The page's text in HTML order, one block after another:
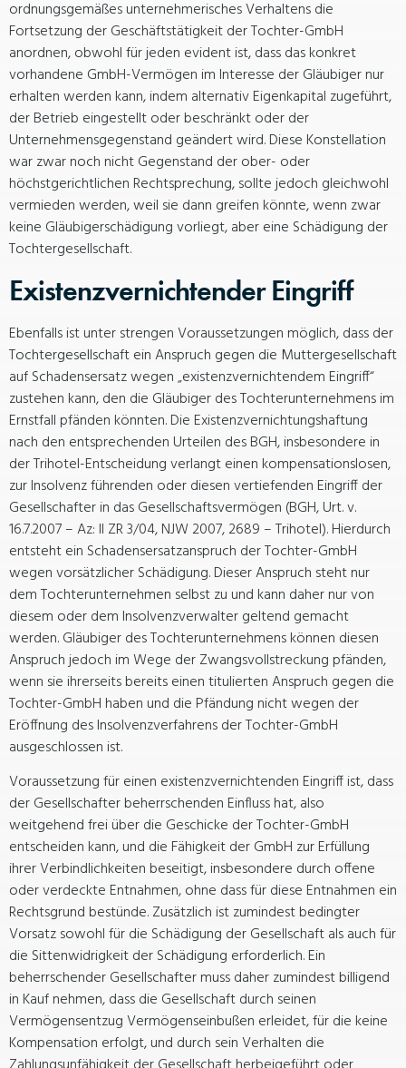
ordnungsgemäßes unternehmerisches Verhaltens die
Fortsetzung der Geschäftstätigkeit der Tochter-GmbH
anordnen, obwohl für jeden evident ist, dass das konkret
vorhandene GmbH-Vermögen im Interesse der Gläubiger nur
erhalten werden kann, indem alternativ Eigenkapital zugeführt,
der Betrieb eingestellt oder beschränkt oder der
Unternehmensgegenstand geändert wird. Diese Konstellation
war zwar noch nicht Gegenstand der ober- oder
höchstgerichtlichen Rechtsprechung, sollte jedoch gleichwohl
vermieden werden, weil sie dann greifen könnte, wenn zwar
keine Gläubigerschädigung vorliegt, aber eine Schädigung der
Tochtergesellschaft.
Existenzvernichtender Eingriff
Ebenfalls ist unter strengen Voraussetzungen möglich, dass der
Tochtergesellschaft ein Anspruch gegen die Muttergesellschaft
auf Schadensersatz wegen „existenzvernichtendem Eingriff“
zustehen kann, den die Gläubiger des Tochterunternehmens im
Ernstfall pfänden könnten. Die Existenzvernichtungshaftung
nach den entsprechenden Urteilen des BGH, insbesondere in
der Trihotel-Entscheidung verlangt einen kompensationslosen,
zur Insolvenz führenden oder diesen vertiefenden Eingriff der
Gesellschafter in das Gesellschaftsvermögen (BGH, Urt. v.
16.7.2007 – Az: II ZR 3/04, NJW 2007, 2689 – Trihotel). Hierdurch
entsteht ein Schadensersatzanspruch der Tochter-GmbH
wegen vorsätzlicher Schädigung. Dieser Anspruch steht nur
dem Tochterunternehmen selbst zu und kann daher nur von
diesem oder dem Insolvenzverwalter geltend gemacht
werden. Gläubiger des Tochterunternehmens können diesen
Anspruch jedoch im Wege der Zwangsvollstreckung pfänden,
wenn sie ihrerseits bereits einen titulierten Anspruch gegen die
Tochter-GmbH haben und die Pfändung nicht wegen der
Eröffnung des Insolvenzverfahrens der Tochter-GmbH
ausgeschlossen ist.
Voraussetzung für einen existenzvernichtenden Eingriff ist, dass
der Gesellschafter beherrschenden Einfluss hat, also
weitgehend frei über die Geschicke der Tochter-GmbH
entscheiden kann, und die Fähigkeit der GmbH zur Erfüllung
ihrer Verbindlichkeiten beseitigt, insbesondere durch offene
oder verdeckte Entnahmen, ohne dass für diese Entnahmen ein
Rechtsgrund bestünde. Zusätzlich ist zumindest bedingter
Vorsatz sowohl für die Schädigung der Gesellschaft als auch für
die Sittenwidrigkeit der Schädigung erforderlich. Ein
beherrschender Gesellschafter muss daher zumindest billigend
in Kauf nehmen, dass die Gesellschaft durch seinen
Vermögensentzug Vermögenseinbußen erleidet, für die keine
Kompensation erfolgt, und durch sein Verhalten die